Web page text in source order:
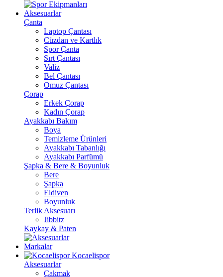
Aksesuarlar
Çanta
Laptop Çantası
Cüzdan ve Kartlık
Spor Çanta
Sırt Çantası
Valiz
Bel Çantası
Omuz Çantası
Çorap
Erkek Çorap
Kadın Çorap
Ayakkabı Bakım
Boya
Temizleme Ürünleri
Ayakkabı Tabanlığı
Ayakkabı Parfümü
Şapka & Bere & Boyunluk
Bere
Şapka
Eldiven
Boyunluk
Terlik Aksesuarı
Jibbitz
Kaykay & Paten
Markalar
Kocaelispor
Aksesuarlar
Çakmak